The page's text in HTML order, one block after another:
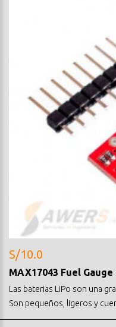
S/10.0
MAX17043 Fuel
Las baterias LiPo son una
Son pequeños, ligeros y